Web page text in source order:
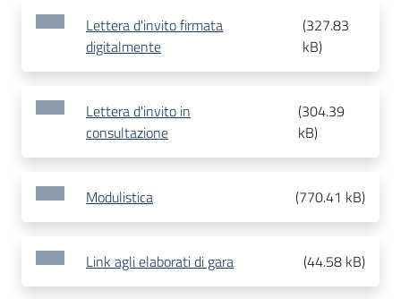
Lettera d'invito firmata
digitalmente
(327.83
kB)
Lettera d'invito in
consultazione
(304.39
kB)
Modulistica (770.41 kB)
Link agli elaborati di gara (44.58 kB)